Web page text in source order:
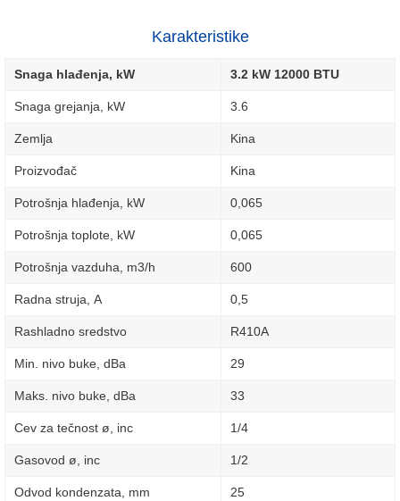
Karakteristike
Snaga hlađenja, kW 3.2 kW 12000 BTU
Snaga grejanja, kW 3.6
Zemlja Kina
Proizvođač Kina
Potrošnja hlađenja, kW 0,065
Potrošnja toplote, kW 0,065
Potrošnja vazduha, m3/h 600
Radna struja, А 0,5
Rashladno sredstvo R410A
Min. nivo buke, dBa 29
Maks. nivo buke, dBa 33
Cev za tečnost ø, inc 1/4
Gasovod ø, inc 1/2
Odvod kondenzata, mm 25